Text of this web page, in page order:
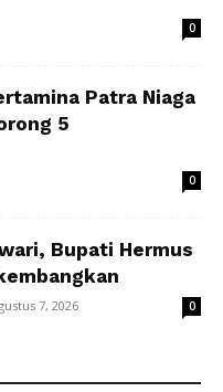
0
Patra Niaga
5
0
Bupati Hermus
7, 2026 0